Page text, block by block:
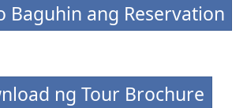
Baguhin ang Reservation
ng Tour Brochure